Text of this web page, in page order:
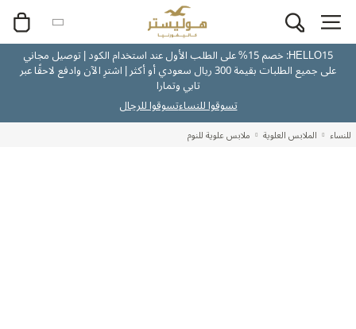
HELLO15: خصم 15% على الطلب الأول عند استخدام الكود | توصيل مجاني
على جميع الطلبات بقيمة 300 ريال سعودي أو أكثر | اشترِ الآن وادفع لاحقًا عبر
تابي وتمارا
تسوقوا للنساءتسوقوا للرجال
للنساء الملابس العلوية ملابس علوية للنوم